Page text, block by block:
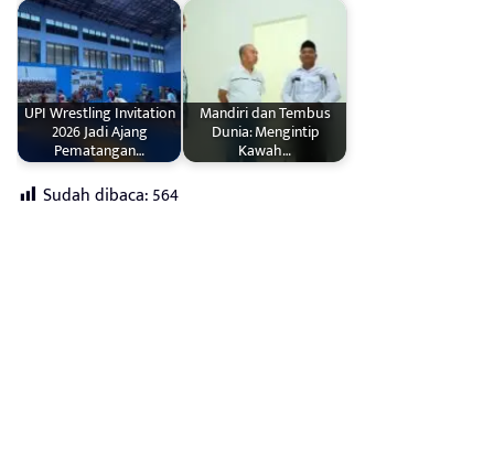
UPI Wrestling Invitation
2026 Jadi Ajang
Pematangan…
Mandiri dan Tembus
Dunia: Mengintip
Kawah…
Sudah dibaca:564